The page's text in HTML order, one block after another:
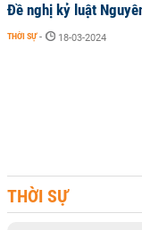
Đề nghị kỷ luật
THỜI SỰ - 18-03-2024
THỜI SỰ